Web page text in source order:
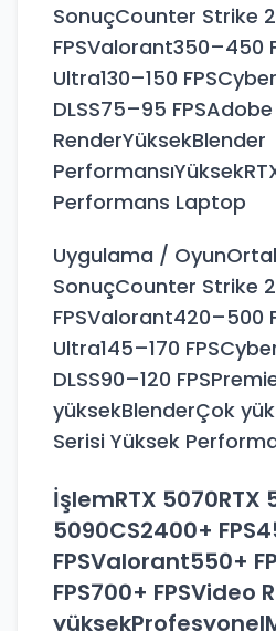
SonuçCounter Strike
FPSValorant350–450
Ultra130–150
DLSS75–95
RenderYüksekBlender
Performans Laptop
Uygulama /
SonuçCounter Strike
FPSValorant420–500
Ultra145–170
DLSS90–120
yüksekBlenderÇok
Serisi Yüksek
İşlemRTX 5070RTX
5090CS2400+
FPSValorant550+
FPS700+ FPSVideo